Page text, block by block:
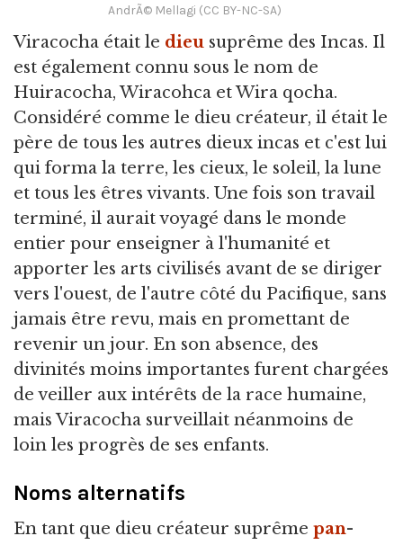
AndrÃ© Mellagi (CC BY-NC-SA)
Viracocha était le dieu suprême des Incas. Il
est également connu sous le nom de
Huiracocha, Wiracohca et Wira qocha.
Considéré comme le dieu créateur, il était le
père de tous les autres dieux incas et c'est lui
qui forma la terre, les cieux, le soleil, la lune
et tous les êtres vivants. Une fois son travail
terminé, il aurait voyagé dans le monde
entier pour enseigner à l'humanité et
apporter les arts civilisés avant de se diriger
vers l'ouest, de l'autre côté du Pacifique, sans
jamais être revu, mais en promettant de
revenir un jour. En son absence, des
divinités moins importantes furent chargées
de veiller aux intérêts de la race humaine,
mais Viracocha surveillait néanmoins de
loin les progrès de ses enfants.
Noms alternatifs
En tant que dieu créateur suprême pan-